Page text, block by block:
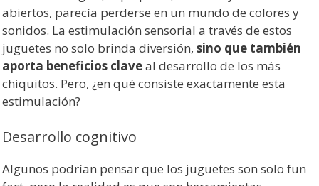
abiertos, parecía perderse en un mundo de colores y
sonidos. La estimulación sensorial a través de estos
juguetes no solo brinda diversión, sino que también
aporta beneficios claveal desarrollo de los más
chiquitos. Pero, ¿en qué consiste exactamente esta
estimulación?
Desarrollo cognitivo
Algunos podrían pensar que los juguetes son solo fun